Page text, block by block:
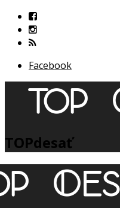
Facebook
TOPdesať